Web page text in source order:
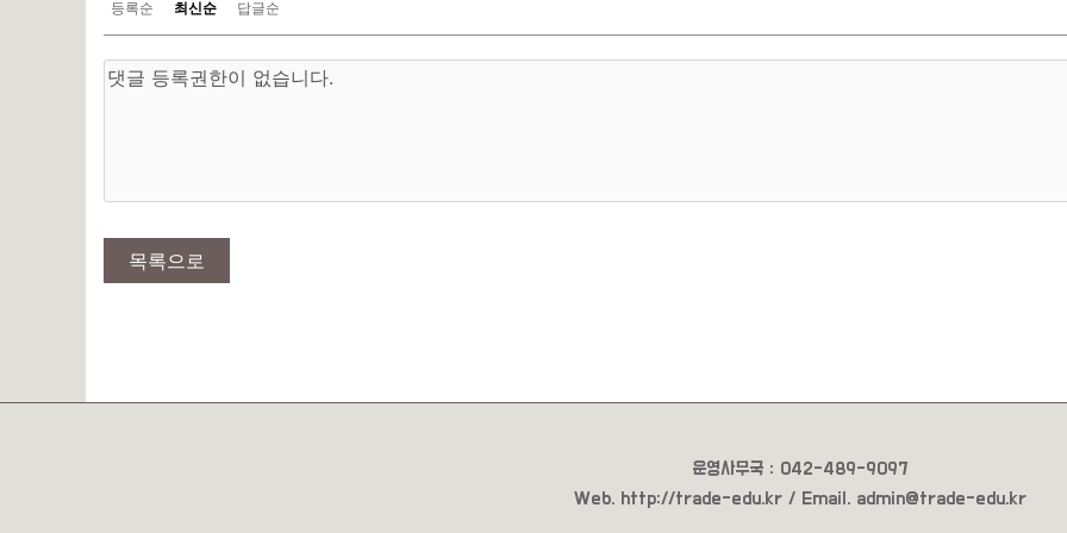
등록순 최신순 답글순
목록으로
운영사무국 : 042-489-9097
Web. http://trade-edu.kr / Email . admin@trade-edu.kr